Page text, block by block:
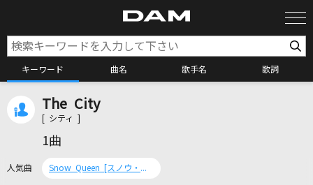
キーワード 曲名 歌手名 歌詞
The City
[ シティ ]
1曲
人気曲 Snow Queen [スノウ・クイーン]